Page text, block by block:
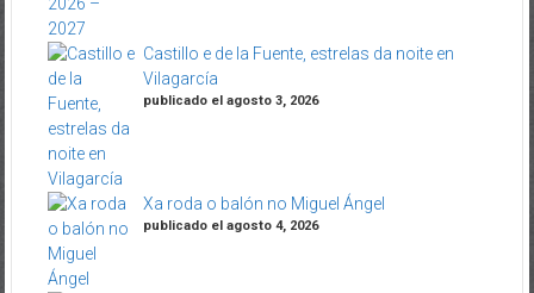
Castillo e de la Fuente, estrelas da noite en
Vilagarcía
publicado el agosto 3, 2026
Xa roda o balón no Miguel Ángel
publicado el agosto 4, 2026